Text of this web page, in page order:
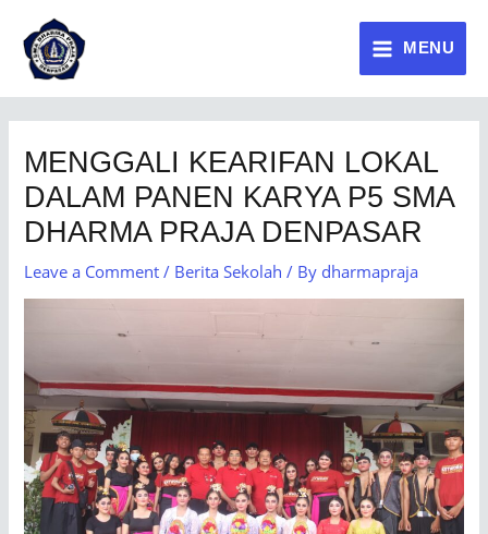
MENU
MENGGALI KEARIFAN LOKAL
DALAM PANEN KARYA P5 SMA
DHARMA PRAJA DENPASAR
Leave a Comment / Berita Sekolah / By dharmapraja